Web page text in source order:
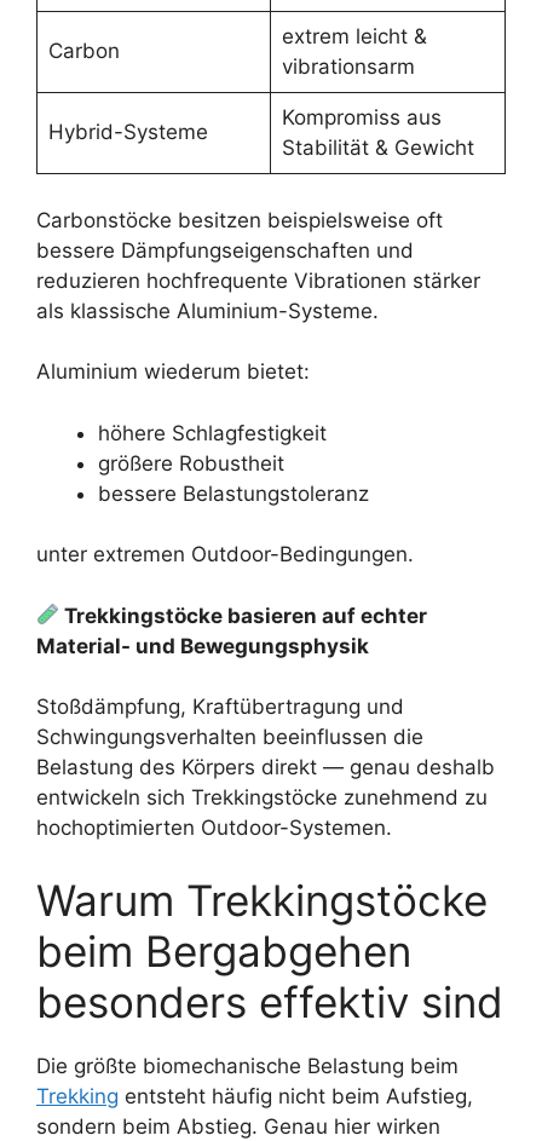
Carbon
extrem leicht &
vibrationsarm
Hybrid-Systeme
Kompromiss aus
Stabilität & Gewicht
Carbonstöcke besitzen beispielsweise oft
bessere Dämpfungseigenschaften und
reduzieren hochfrequente Vibrationen stärker
als klassische Aluminium-Systeme.
Aluminium wiederum bietet:
höhere Schlagfestigkeit
größere Robustheit
bessere Belastungstoleranz
unter extremen Outdoor-Bedingungen.
Trekkingstöcke basieren auf echter
Material- und Bewegungsphysik
Stoßdämpfung, Kraftübertragung und
Schwingungsverhalten beeinflussen die
Belastung des Körpers direkt — genau deshalb
entwickeln sich Trekkingstöcke zunehmend zu
hochoptimierten Outdoor-Systemen.
Warum Trekkingstöcke
beim Bergabgehen
besonders effektiv sind
Die größte biomechanische Belastung beim
Trekking entsteht häufig nicht beim Aufstieg,
sondern beim Abstieg. Genau hier wirken